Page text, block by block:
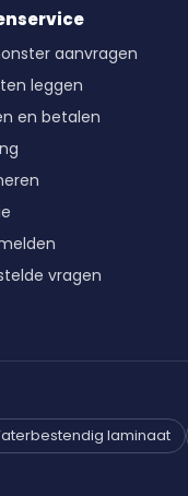
aanvragen
leggen
en betalen
vragen
laminaat